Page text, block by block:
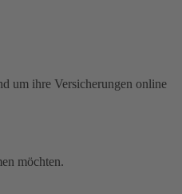
um ihre Versicherungen online
möchten.